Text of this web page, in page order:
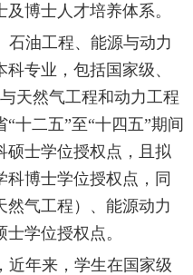
博士人才培养体系。
石油工程、能源与动力
专业，包括国家级、
天然气工程和动力工程
十二五”至“十四五”期间
硕士学位授权点，且拟
博士学位授权点，同
然气工程）、能源动力
士学位授权点。
近年来，学生在国家级